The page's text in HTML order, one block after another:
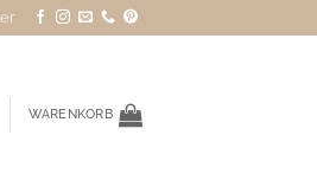
WARENKORB